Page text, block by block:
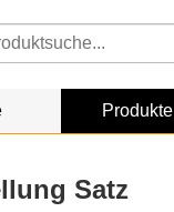
Produkte
Satz